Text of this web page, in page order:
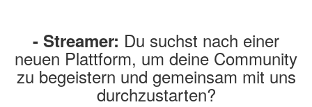
- Streamer: Du suchst nach einer
neuen Plattform, um deine Community
zu begeistern und gemeinsam mit uns
durchzustarten?